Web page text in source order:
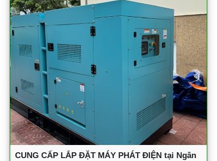
CUNG CẤP LẮP ĐẶT MÁY PHÁT ĐIỆN tại Ngân